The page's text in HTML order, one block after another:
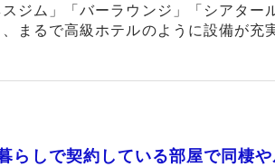
ジム」「バーラウンジ」「シアター
まるで高級ホテルのように設備が充
らしで契約している部屋で同棲